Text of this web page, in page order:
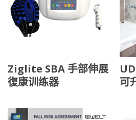
Ziglite SBA 手部伸展
復康训练器
可